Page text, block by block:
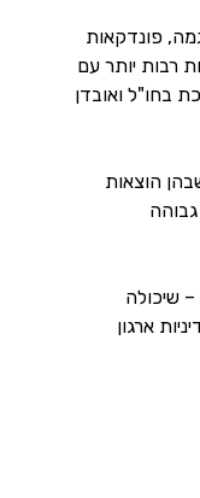
פונדקאות
רבות יותר עם
בחו"ל ואובדן
הוצאות
שיכולה
ארגון